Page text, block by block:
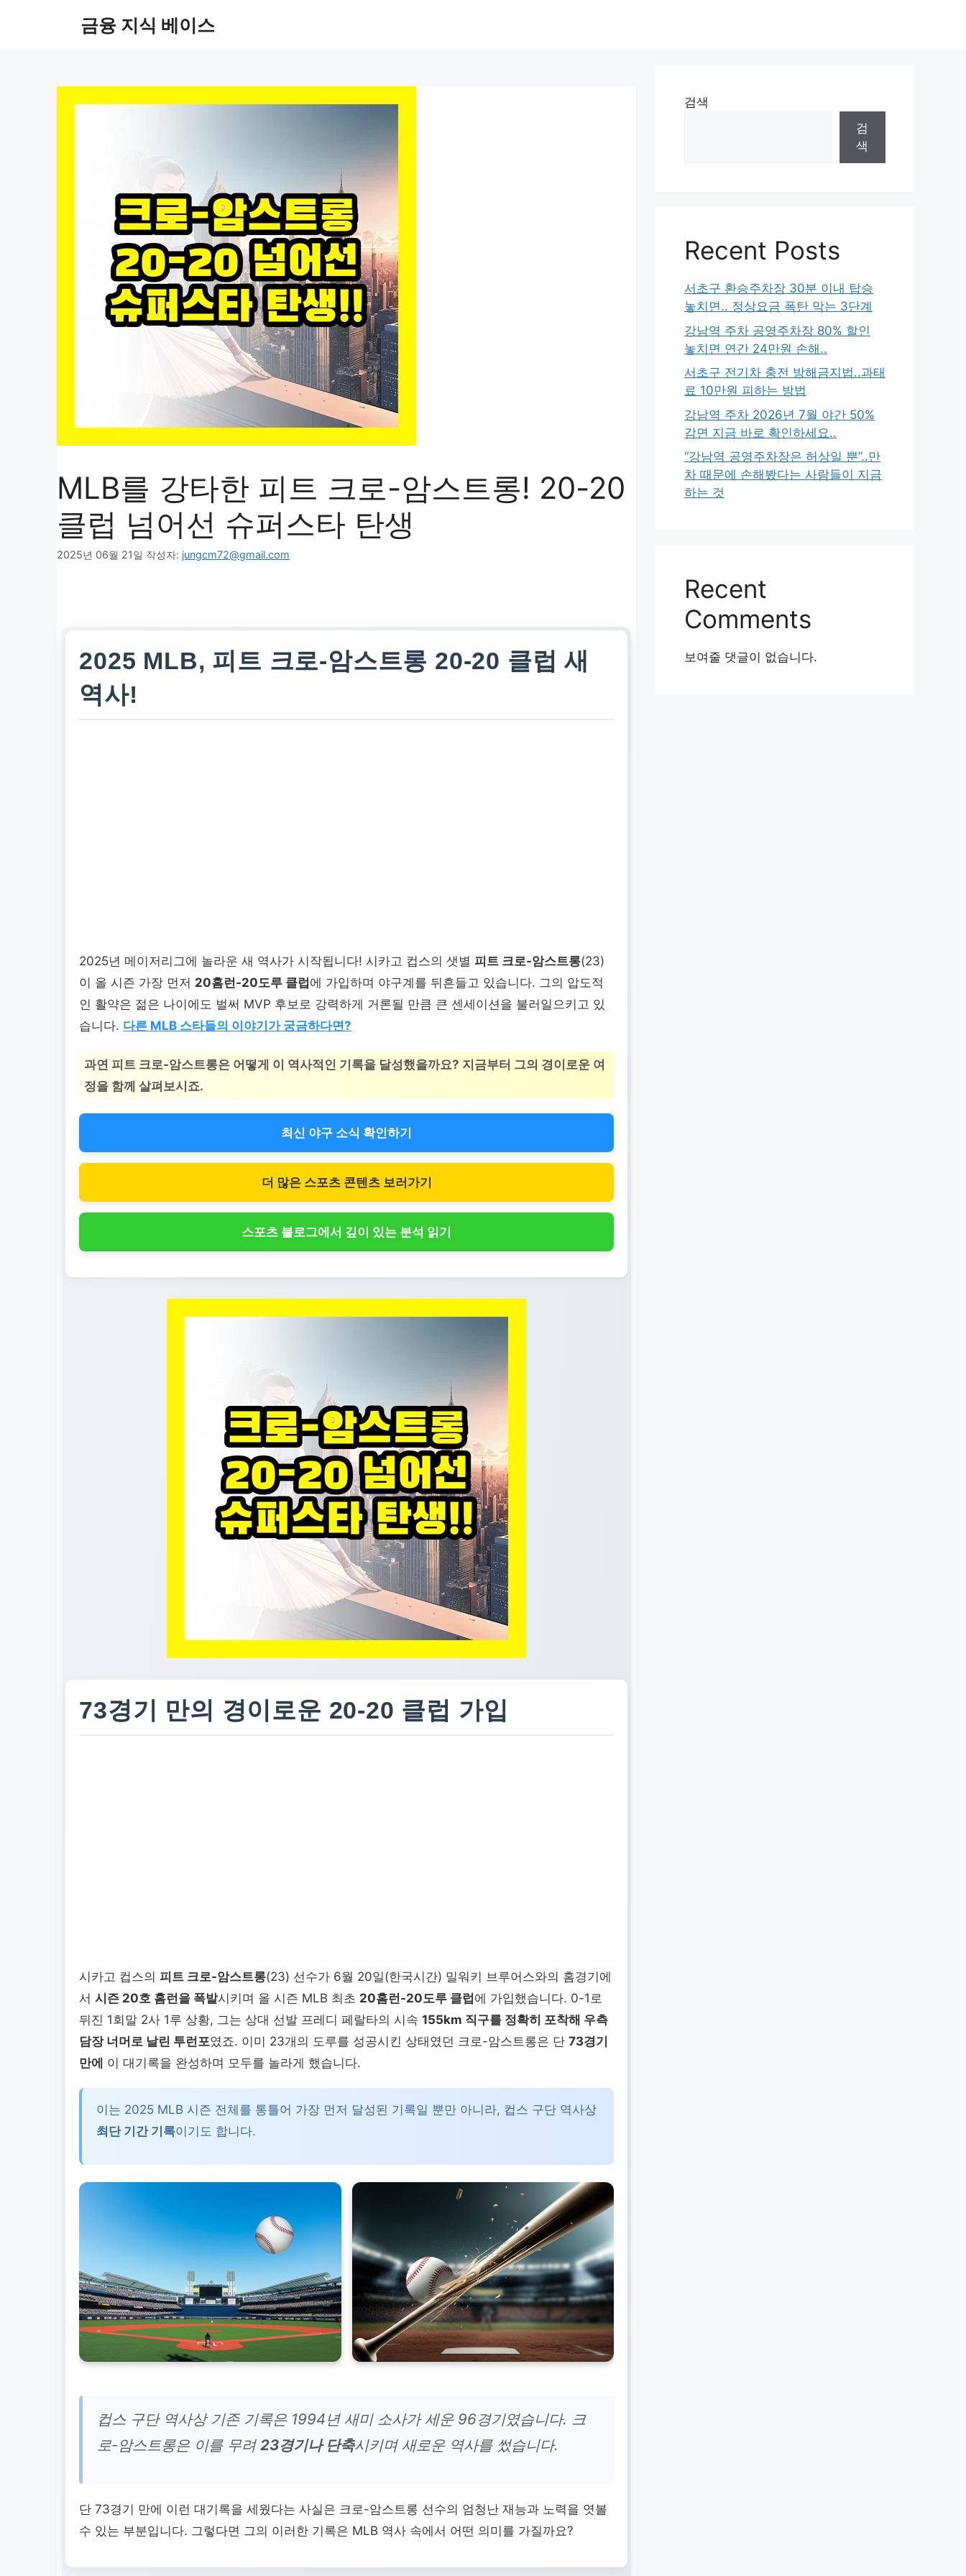
금융 지식 베이스
MLB를 강타한 피트 크로-암스트롱! 20-20
클럽 넘어선 슈퍼스타 탄생
2025년 06월 21일 작성자: jungcm72@gmail.com
2025 MLB, 피트 크로-암스트롱 20-20 클럽 새
역사!
2025년 메이저리그에 놀라운 새 역사가 시작됩니다! 시카고 컵스의 샛별 피트 크로-암스트롱(23)
이 올 시즌 가장 먼저 20홈런-20도루 클럽에 가입하며 야구계를 뒤흔들고 있습니다. 그의 압도적
인 활약은 젊은 나이에도 벌써 MVP 후보로 강력하게 거론될 만큼 큰 센세이션을 불러일으키고 있
습니다. 다른 MLB 스타들의 이야기가 궁금하다면?
과연 피트 크로-암스트롱은 어떻게 이 역사적인 기록을 달성했을까요? 지금부터 그의 경이로운 여
정을 함께 살펴보시죠.
최신 야구 소식 확인하기
더 많은 스포츠 콘텐츠 보러가기
스포츠 블로그에서 깊이 있는 분석 읽기
73경기 만의 경이로운 20-20 클럽 가입
시카고 컵스의 피트 크로-암스트롱(23) 선수가 6월 20일(한국시간) 밀워키 브루어스와의 홈경기에
서시즌 20호 홈런을 폭발시키며 올 시즌 MLB 최초 20홈런-20도루 클럽 에 가입했습니다. 0-1로
뒤진 1회말 2사 1루 상황, 그는 상대 선발 프레디 페랄타의 시속155km 직구를 정확히 포착해 우측
담장 너머로 날린 투런포였죠. 이미 23개의 도루를 성공시킨 상태였던 크로-암스트롱은 단73경기
만에 이 대기록을 완성하며 모두를 놀라게 했습니다.
이는 2025 MLB 시즌 전체를 통틀어 가장 먼저 달성된 기록일 뿐만 아니라, 컵스 구단 역사상
최단 기간 기록이기도 합니다.
컵스 구단 역사상 기존 기록은 1994년 새미 소사가 세운 96경기였습니다. 크
로-암스트롱은 이를 무려23경기나 단축시키며 새로운 역사를 썼습니다.
단 73경기 만에 이런 대기록을 세웠다는 사실은 크로-암스트롱 선수의 엄청난 재능과 노력을 엿볼
수 있는 부분입니다. 그렇다면 그의 이러한 기록은 MLB 역사 속에서 어떤 의미를 가질까요?
검색
검
색
Recent Posts
서초구 환승주차장 30분 이내 탑승
놓치면.. 정상요금 폭탄 막는 3단계
강남역 주차 공영주차장 80% 할인
놓치면 연간 24만원 손해..
서초구 전기차 충전 방해금지법..과태
료 10만원 피하는 방법
강남역 주차 2026년 7월 야간 50%
감면 지금 바로 확인하세요..
“강남역 공영주차장은 허상일 뿐”..만
차 때문에 손해봤다는 사람들이 지금
하는 것
Recent
Comments
보여줄 댓글이 없습니다.